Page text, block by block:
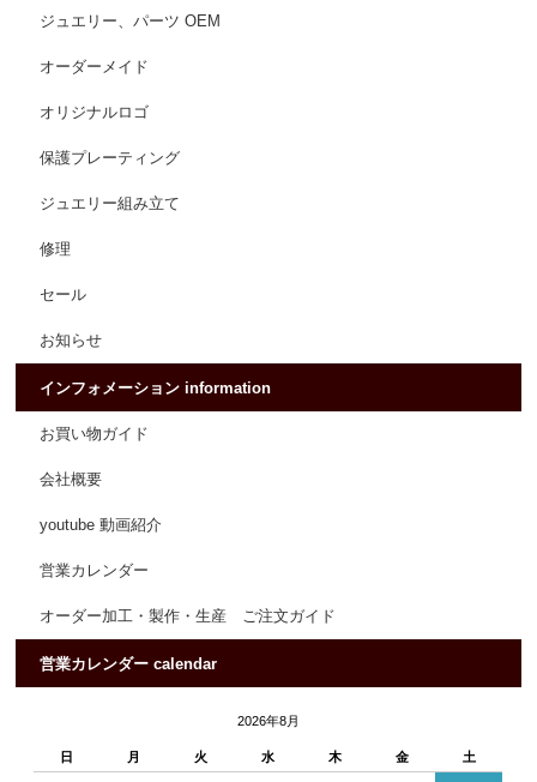
ジュエリー、パーツ OEM
オーダーメイド
オリジナルロゴ
保護プレーティング
ジュエリー組み立て
修理
セール
お知らせ
インフォメーション information
お買い物ガイド
会社概要
youtube 動画紹介
営業カレンダー
オーダー加工・製作・生産 ご注文ガイド
営業カレンダー calendar
2026年8月
日 月 火 水 木 金 土